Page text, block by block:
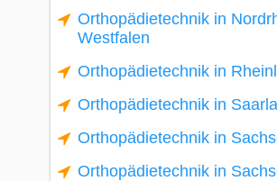
Orthopädietechnik in
Westfalen
Orthopädietechnik in
Orthopädietechnik in
Orthopädietechnik in
Orthopädietechnik in